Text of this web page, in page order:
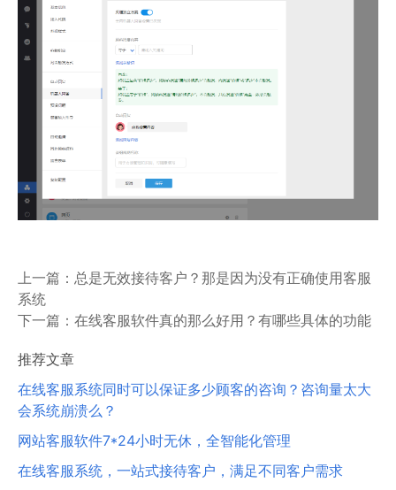
上一篇： 总是无效接待客户？那是因为没有正确使用客服
系统
下一篇： 在线客服软件真的那么好用？有哪些具体的功能
推荐文章
在线客服系统同时可以保证多少顾客的咨询？咨询量太大
会系统崩溃么？
网站客服软件7*24小时无休，全智能化管理
在线客服系统，一站式接待客户，满足不同客户需求